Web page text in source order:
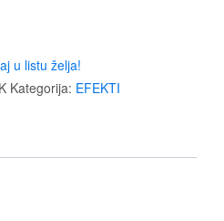
u listu želja!
Kategorija: EFEKTI